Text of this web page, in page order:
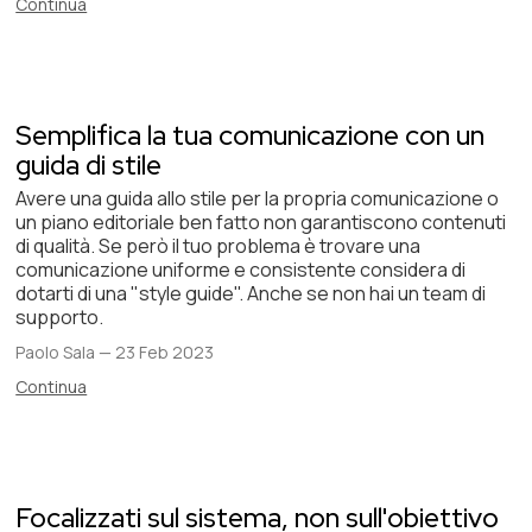
Semplifica la tua comunicazione con un
guida di stile
Avere una guida allo stile per la propria comunicazione o
un piano editoriale ben fatto non garantiscono contenuti
di qualità. Se però il tuo problema è trovare una
comunicazione uniforme e consistente considera di
dotarti di una "style guide". Anche se non hai un team di
supporto.
Paolo Sala — 23 Feb 2023
Continua
Focalizzati sul sistema, non sull'obiettivo